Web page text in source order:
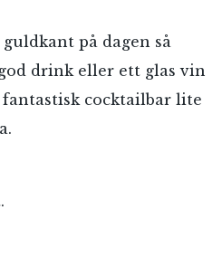
på dagen så
drink eller ett glas vin
fantastisk cocktailbar lite